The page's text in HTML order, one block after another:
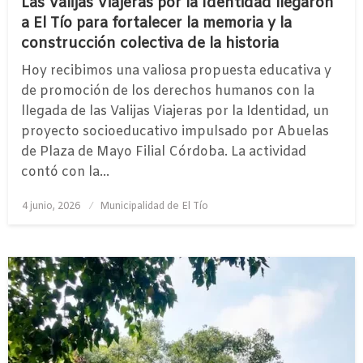
a El Tío para fortalecer la memoria y la
construcción colectiva de la historia
Hoy recibimos una valiosa propuesta educativa y
de promoción de los derechos humanos con la
llegada de las Valijas Viajeras por la Identidad, un
proyecto socioeducativo impulsado por Abuelas
de Plaza de Mayo Filial Córdoba. La actividad
contó con la…
Publicado
4 junio, 2026 Municipalidad de El Tío